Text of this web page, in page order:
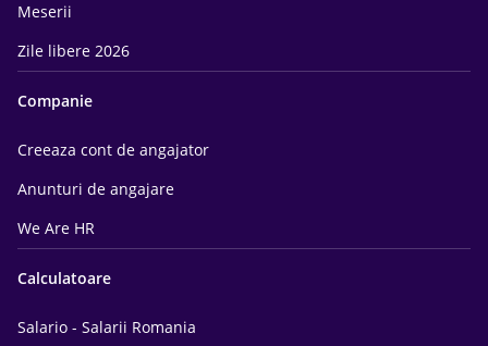
Meserii
Zile libere 2026
Companie
Creeaza cont de angajator
Anunturi de angajare
We Are HR
Calculatoare
Salario - Salarii Romania